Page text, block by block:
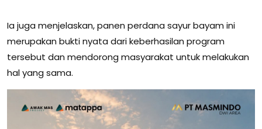
Ia juga menjelaskan, panen perdana sayur bayam ini
merupakan bukti nyata dari keberhasilan program
tersebut dan mendorong masyarakat untuk melakukan
hal yang sama.